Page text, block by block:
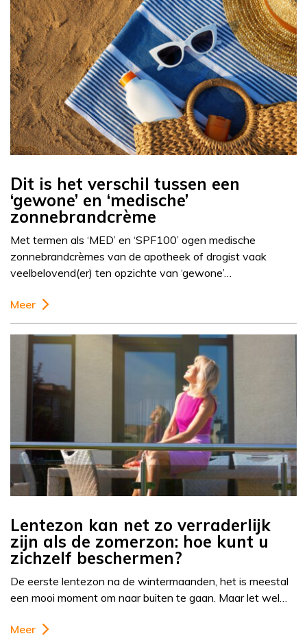
Dit is het verschil tussen een
‘gewone’ en ‘medische’
zonnebrandcrème
Met termen als ‘MED’ en ‘SPF100’ ogen medische
zonnebrandcrèmes van de apotheek of drogist vaak
veelbelovend(er) ten opzichte van ‘gewone’…
Meer
Lentezon kan net zo verraderlijk
zijn als de zomerzon: hoe kunt u
zichzelf beschermen?
De eerste lentezon na de wintermaanden, het is meestal
een mooi moment om naar buiten te gaan. Maar let wel…
Meer